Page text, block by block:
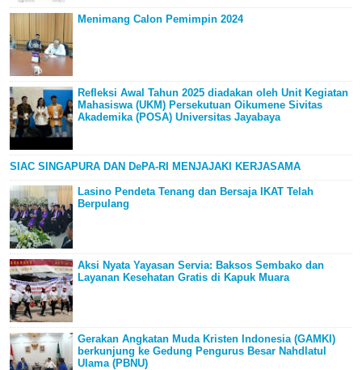
Menimang Calon Pemimpin 2024
Refleksi Awal Tahun 2025 diadakan oleh Unit Kegiatan
Mahasiswa (UKM) Persekutuan Oikumene Sivitas
Akademika (POSA) Universitas Jayabaya
SIAC SINGAPURA DAN DePA-RI MENJAJAKI KERJASAMA
Lasino Pendeta Tenang dan Bersaja IKAT Telah
Berpulang
Aksi Nyata Yayasan Servia: Baksos Sembako dan
Layanan Kesehatan Gratis di Kapuk Muara
Gerakan Angkatan Muda Kristen Indonesia (GAMKI)
berkunjung ke Gedung Pengurus Besar Nahdlatul
Ulama (PBNU)